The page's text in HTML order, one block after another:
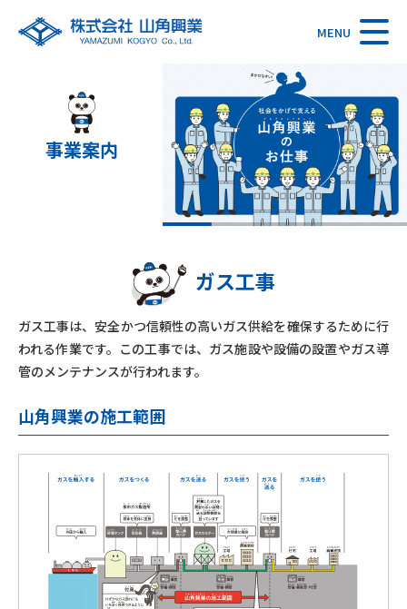
MENU
事業案内
ガス工事
ガス工事は、安全かつ信頼性の高いガス供給を確保するために行
われる作業です。 この工事では、ガス施設や設備の設置やガス導
管のメンテナンスが行われます。
山角興業の施工範囲